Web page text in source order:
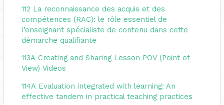
112 La reconnaissance des acquis et des
compétences (RAC): le rôle essentiel de
l’enseignant spécialiste de contenu dans cette
démarche qualifiante
113A Creating and Sharing Lesson POV (Point of
View) Videos
114A Evaluation integrated with learning: An
effective tandem in practical teaching practices